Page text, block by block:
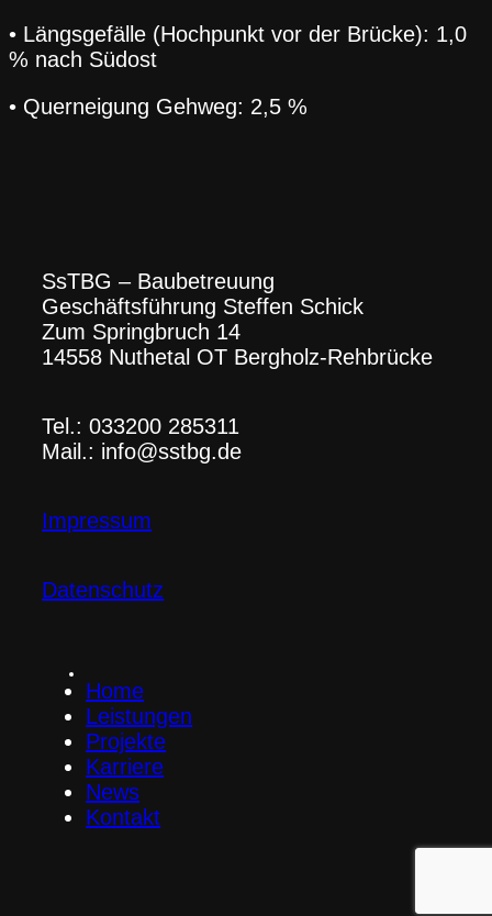
• Längsgefälle (Hochpunkt vor der Brücke): 1,0
% nach Südost
• Querneigung Gehweg: 2,5 %
SsTBG – Baubetreuung
Geschäftsführung Steffen Schick
Zum Springbruch 14
14558 Nuthetal OT Bergholz-Rehbrücke
Tel.: 033200 285311
Mail.: info@sstbg.de
Impressum
Datenschutz
Home
Leistungen
Projekte
Karriere
News
Kontakt